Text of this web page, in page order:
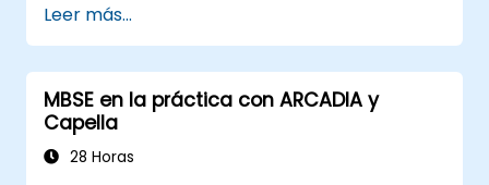
añadido de Capella en comparación con las
herramientas tradicionales basadas en
documentos; Identificar los impactos de la
adopción de MBSE en los procesos y
prácticas de ingeniería; y Comprender la
contribución de MBSE a la continuidad digital y
Leer más...
MBSE en la práctica con ARCADIA y
Capella
28 Horas